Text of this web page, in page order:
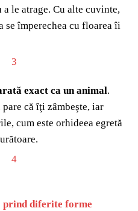
le atrage. Cu alte cuvinte,
se împerechea cu floarea îi
exact ca un animal.
că îţi zâmbeşte, iar
cum este orhideea egretă
prind diferite forme